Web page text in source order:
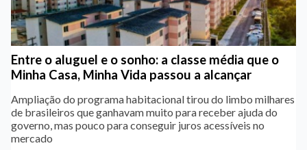
Entre o aluguel e o sonho: a classe média que o
Minha Casa, Minha Vida passou a alcançar
Ampliação do programa habitacional tirou do limbo milhares
de brasileiros que ganhavam muito para receber ajuda do
governo, mas pouco para conseguir juros acessíveis no
mercado